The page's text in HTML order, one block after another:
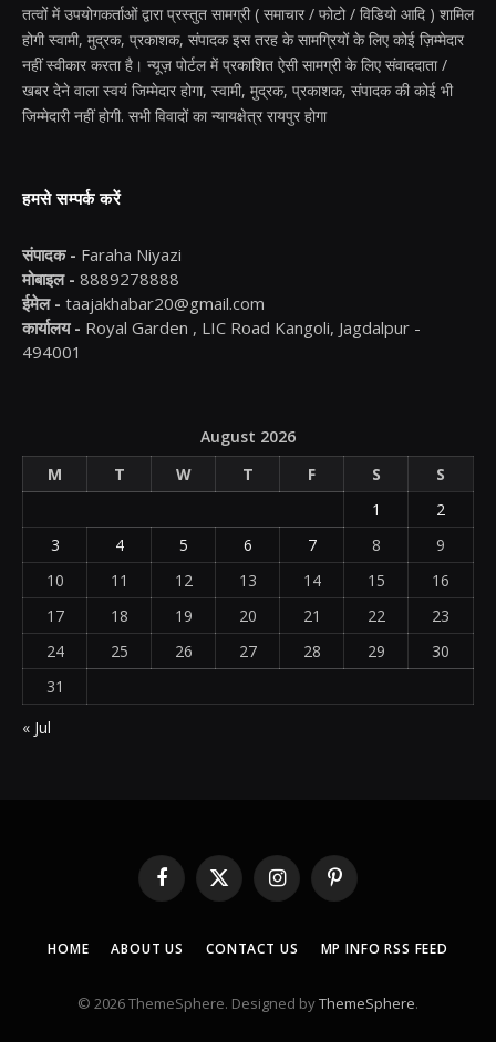
तत्वों में उपयोगकर्ताओं द्वारा प्रस्तुत सामग्री ( समाचार / फोटो / विडियो आदि ) शामिल
होगी स्वामी, मुद्रक, प्रकाशक, संपादक इस तरह के सामग्रियों के लिए कोई ज़िम्मेदार
नहीं स्वीकार करता है। न्यूज़ पोर्टल में प्रकाशित ऐसी सामग्री के लिए संवाददाता /
खबर देने वाला स्वयं जिम्मेदार होगा, स्वामी, मुद्रक, प्रकाशक, संपादक की कोई भी
जिम्मेदारी नहीं होगी. सभी विवादों का न्यायक्षेत्र रायपुर होगा
हमसे सम्पर्क करें
संपादक - Faraha Niyazi
मोबाइल - 8889278888
ईमेल - taajakhabar20@gmail.com
कार्यालय - Royal Garden , LIC Road Kangoli, Jagdalpur -
494001
August 2026
M
T W T F S
S
1
2
3
4 5 6 7 8
9
10
11 12 13 14 15
16
17
18 19 20 21 22
23
24
25 26 27 28 29
30
31
« Jul
Facebook
X
(Twitter)
InstagramPinterest
HOME ABOUT US CONTACT US MP INFO RSS FEED
© 2026 ThemeSphere. Designed byThemeSphere.